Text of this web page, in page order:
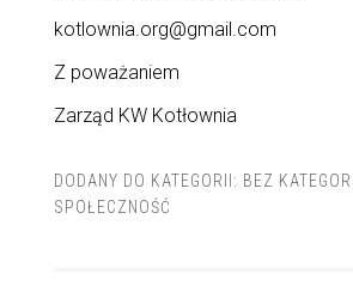
kotlownia.org@gmail.com
Z poważaniem
Zarząd KW Kotłownia
DODANY DO KATEGORII: BEZ KATEGORII
SPOŁECZNOŚĆ